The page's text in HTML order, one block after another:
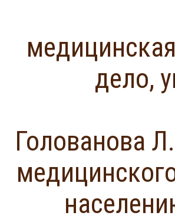
дело,
Голованова